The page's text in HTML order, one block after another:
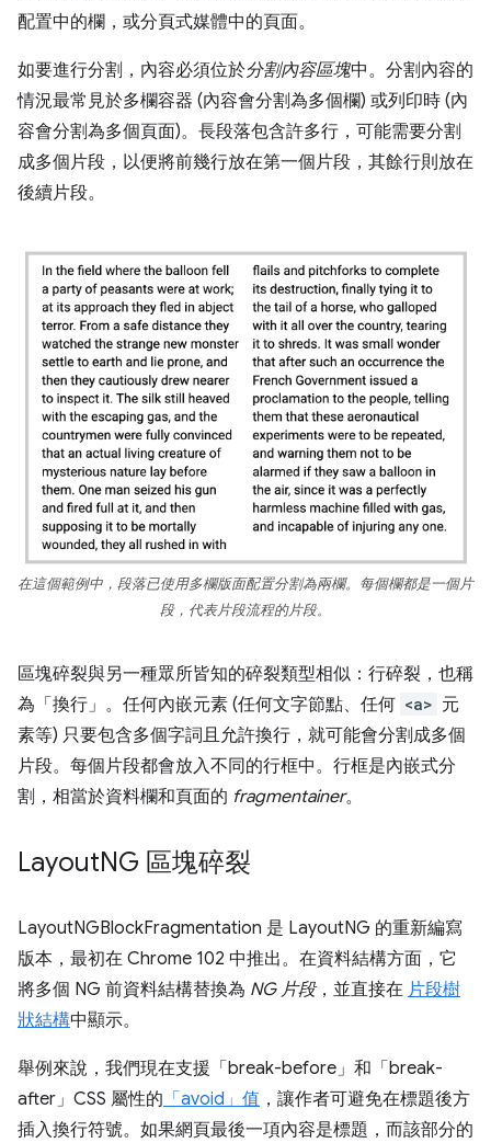
配置中的欄，或分頁式媒體中的頁面。
如要進行分割，內容必須位於分割內容區塊中。分割內容的
情況最常見於多欄容器 (內容會分割為多個欄) 或列印時 (內
容會分割為多個頁面)。長段落包含許多行，可能需要分割
成多個片段，以便將前幾行放在第一個片段，其餘行則放在
後續片段。
在這個範例中，段落已使用多欄版面配置分割為兩欄。每個欄都是一個片
段，代表片段流程的片段。
區塊碎裂與另一種眾所皆知的碎裂類型相似：行碎裂，也稱
為「換行」。任何內嵌元素 (任何文字節點、任何 <a> 元
素等) 只要包含多個字詞且允許換行，就可能會分割成多個
片段。每個片段都會放入不同的行框中。行框是內嵌式分
割，相當於資料欄和頁面的 fragmentainer。
LayoutNG 區塊碎裂
LayoutNGBlockFragmentation 是 LayoutNG 的重新編寫
版本，最初在 Chrome 102 中推出。在資料結構方面，它
將多個 NG 前資料結構替換為 NG 片段，並直接在 片段樹
狀結構中顯示。
舉例來說，我們現在支援「break-before」和「break-
after」CSS 屬性的 「avoid」值 ，讓作者可避免在標題後方
插入換行符號。如果網頁最後一項內容是標題，而該部分的